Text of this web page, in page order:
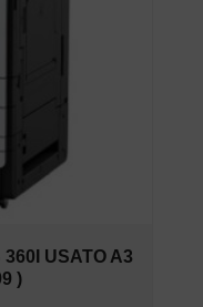
USATO A3
)